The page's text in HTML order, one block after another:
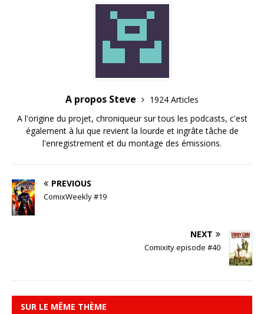
A propos Steve
1924 Articles
A l'origine du projet, chroniqueur sur tous les podcasts, c'est
également à lui que revient la lourde et ingrâte tâche de
l'enregistrement et du montage des émissions.
PREVIOUS
ComixWeekly #19
NEXT
Comixity episode #40
SUR LE MÊME THÈME